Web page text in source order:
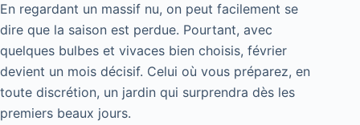
En regardant un massif nu, on peut facilement se
dire que la saison est perdue. Pourtant, avec
quelques bulbes et vivaces bien choisis, février
devient un mois décisif. Celui où vous préparez, en
toute discrétion, un jardin qui surprendra dès les
premiers beaux jours.